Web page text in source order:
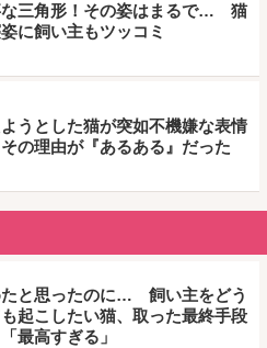
な三角形！その姿はまるで… 猫
に飼い主もツッコミ
うとした猫が突如不機嫌な表情
の理由が『あるある』だった
と思ったのに… 飼い主をどう
も起こしたい猫、取った最終手段
最高すぎる」